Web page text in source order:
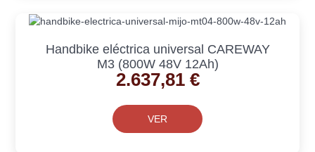
Handbike eléctrica universal CAREWAY
M3 (800W 48V 12Ah)
2.637,81 €
VER